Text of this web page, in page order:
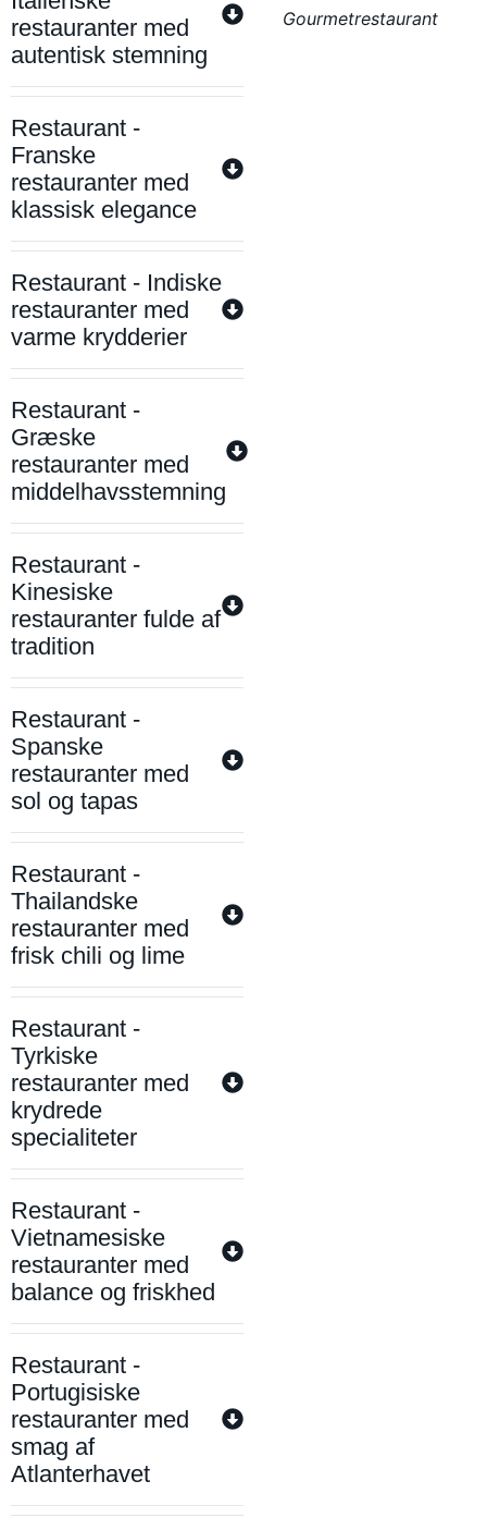
restauranter med
autentisk stemning
Restaurant -
Franske
restauranter med
klassisk elegance
Restaurant - Indiske
restauranter med
varme krydderier
Restaurant -
Græske
restauranter med
middelhavsstemning
Restaurant -
Kinesiske
restauranter fulde af
tradition
Restaurant -
Spanske
restauranter med
sol og tapas
Restaurant -
Thailandske
restauranter med
frisk chili og lime
Restaurant -
Tyrkiske
restauranter med
krydrede
specialiteter
Restaurant -
Vietnamesiske
restauranter med
balance og friskhed
Restaurant -
Portugisiske
restauranter med
smag af
Atlanterhavet
Gourmetrestaurant